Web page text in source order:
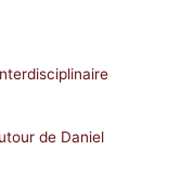
de Daniel